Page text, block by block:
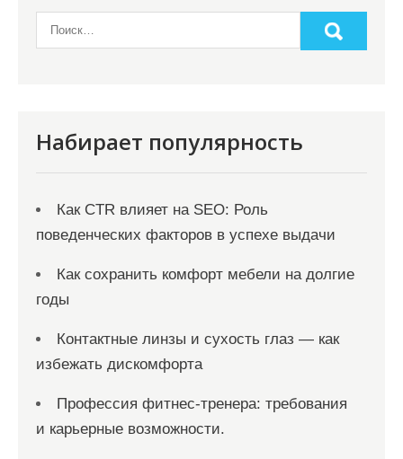
Набирает популярность
Как CTR влияет на SEO: Роль
поведенческих факторов в успехе выдачи
Как сохранить комфорт мебели на долгие
годы
Контактные линзы и сухость глаз — как
избежать дискомфорта
Профессия фитнес-тренера: требования
и карьерные возможности.